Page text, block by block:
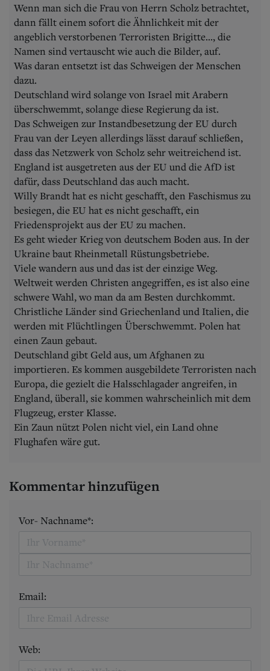
Wenn man sich die Frau von Herrn Scholz betrachtet,
dann fällt einem sofort die Ähnlichkeit mit der
angeblich verstorbenen Terroristen Brigitte..., die
Namen sind vertauscht wie auch die Bilder, auf.
Was daran entsetzt ist das Schweigen der Menschen
dazu.
Deutschland wird solange von Israel mit Arabern
überschwemmt, solange diese Regierung da ist.
Das Schweigen zur Instandbesetzung der EU durch
Frau van der Leyen allerdings lässt darauf schließen,
dass das Netzwerk von Scholz sehr weitreichend ist.
England ist ausgetreten aus der EU und die AfD ist
dafür, dass Deutschland das auch macht.
Willy Brandt hat es nicht geschafft, den Faschismus zu
besiegen, die EU hat es nicht geschafft, ein
Friedensprojekt aus der EU zu machen.
Es geht wieder Krieg von deutschem Boden aus. In der
Ukraine baut Rheinmetall Rüstungsbetriebe.
Viele wandern aus und das ist der einzige Weg.
Weltweit werden Christen angegriffen, es ist also eine
schwere Wahl, wo man da am Besten durchkommt.
Christliche Länder sind Griechenland und Italien, die
werden mit Flüchtlingen Überschwemmt. Polen hat
einen Zaun gebaut.
Deutschland gibt Geld aus, um Afghanen zu
importieren. Es kommen ausgebildete Terroristen nach
Europa, die gezielt die Halsschlagader angreifen, in
England, überall, sie kommen wahrscheinlich mit dem
Flugzeug, erster Klasse.
Ein Zaun nützt Polen nicht viel, ein Land ohne
Flughafen wäre gut.
Kommentar hinzufügen
Vor- Nachname*:
Email:
Web: